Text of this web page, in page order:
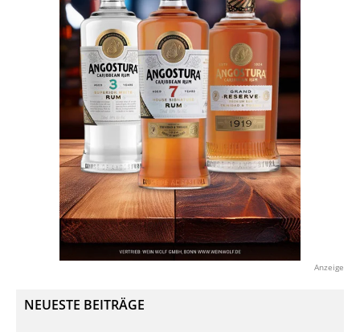
Anzeige
NEUESTE BEITRÄGE